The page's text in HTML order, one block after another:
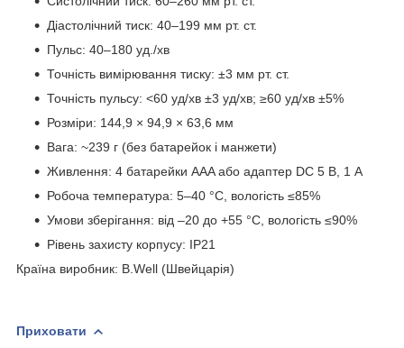
Діастолічний тиск: 40–199 мм рт. ст.
Пульс: 40–180 уд./хв
Точність вимірювання тиску: ±3 мм рт. ст.
Точність пульсу: <60 уд/хв ±3 уд/хв; ≥60 уд/хв ±5%
Розміри: 144,9 × 94,9 × 63,6 мм
Вага: ~239 г (без батарейок і манжети)
Живлення: 4 батарейки AAA або адаптер DC 5 В, 1 А
Робоча температура: 5–40 °C, вологість ≤85%
Умови зберігання: від –20 до +55 °C, вологість ≤90%
Рівень захисту корпусу: IP21
Країна виробник: B.Well (Швейцарія)
Приховати